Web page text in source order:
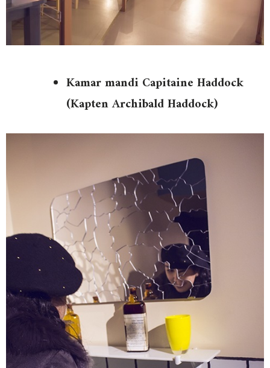
Kamar mandi Capitaine Haddock
(Kapten Archibald Haddock)